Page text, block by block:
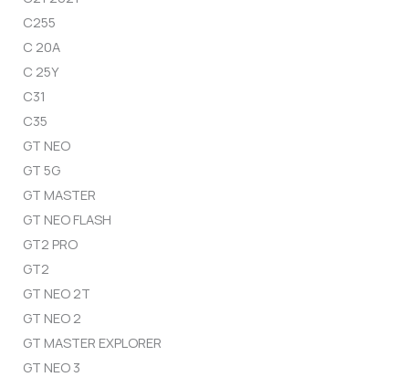
C255
C 20A
C 25Y
C31
C35
GT NEO
GT 5G
GT MASTER
GT NEO FLASH
GT2 PRO
GT2
GT NEO 2T
GT NEO 2
GT MASTER EXPLORER
GT NEO 3